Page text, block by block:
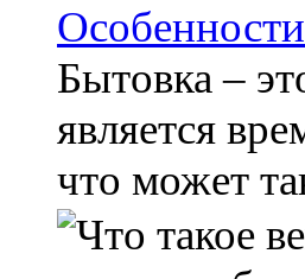
Бытовка –
является
что может